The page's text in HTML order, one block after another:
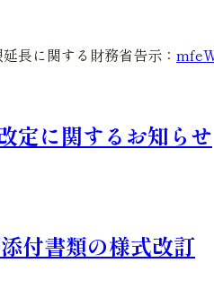
長に関する財務省告示：
定に関するお知らせ
付書類の様式改訂